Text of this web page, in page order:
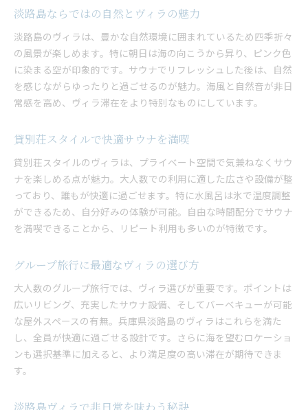
バーベキュー設備が充実した貸別荘体験
仲間と楽しむヴィラで心に残る時間
グループ旅行に選ばれるヴィラの理由
大人数対応のヴィラが人気な理由とは
サウナ付きヴィラで団欒と交流を深める
貸別荘で叶う理想的なグループ旅行
淡路島で選ぶべきヴィラのポイント
快適さが魅力のサウナ付きヴィラ体験
快適な淡路島滞在はサウナ付きヴィラで
ヴィラで快適に過ごす淡路島ステイ
サウナと貸別荘で充実した時間を満喫
大人数でも安心のヴィラ設備が充実
サウナ付きヴィラの快適な過ごし方
貸別荘で味わう特別な淡路島体験
貸別荘なら大人数も安心して楽しめる
大人数利用も安心な貸別荘の魅力
サウナ付き貸別荘で贅沢なひととき
バーベキュー設備が整う貸別荘体験
淡路島ならではの自然とヴィラの魅力
淡路島のヴィラは、豊かな自然環境に囲まれているため四季折々
の風景が楽しめます。特に朝日は海の向こうから昇り、ピンク色
に染まる空が印象的です。サウナでリフレッシュした後は、自然
を感じながらゆったりと過ごせるのが魅力。海風と自然音が非日
常感を高め、ヴィラ滞在をより特別なものにしています。
貸別荘スタイルで快適サウナを満喫
貸別荘スタイルのヴィラは、プライベート空間で気兼ねなくサウ
ナを楽しめる点が魅力。大人数での利用に適した広さや設備が整
っており、誰もが快適に過ごせます。特に水風呂は氷で温度調整
ができるため、自分好みの体験が可能。自由な時間配分でサウナ
を満喫できることから、リピート利用も多いのが特徴です。
グループ旅行に最適なヴィラの選び方
大人数のグループ旅行では、ヴィラ選びが重要です。ポイントは
広いリビング、充実したサウナ設備、そしてバーベキューが可能
な屋外スペースの有無。兵庫県淡路島のヴィラはこれらを満た
し、全員が快適に過ごせる設計です。さらに海を望むロケーショ
ンも選択基準に加えると、より満足度の高い滞在が期待できま
す。
淡路島ヴィラで非日常を味わう秘訣